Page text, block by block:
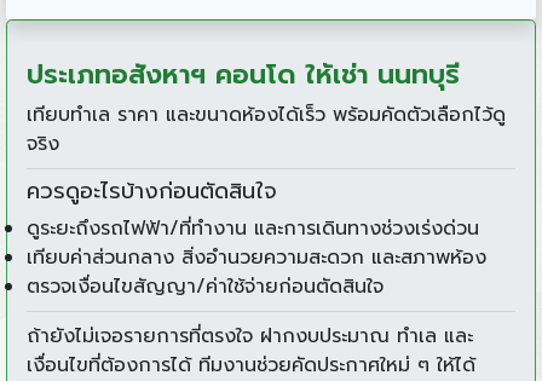
ประเภทอสังหาฯ คอนโด ให้เช่า นนทบุรี
เทียบทำเล ราคา และขนาดห้องได้เร็ว พร้อมคัดตัวเลือกไว้ดู
จริง
ควรดูอะไรบ้างก่อนตัดสินใจ
ดูระยะถึงรถไฟฟ้า/ที่ทำงาน และการเดินทางช่วงเร่งด่วน
เทียบค่าส่วนกลาง สิ่งอำนวยความสะดวก และสภาพห้อง
ตรวจเงื่อนไขสัญญา/ค่าใช้จ่ายก่อนตัดสินใจ
ถ้ายังไม่เจอรายการที่ตรงใจ ฝากงบประมาณ ทำเล และ
เงื่อนไขที่ต้องการได้ ทีมงานช่วยคัดประกาศใหม่ ๆ ให้ได้